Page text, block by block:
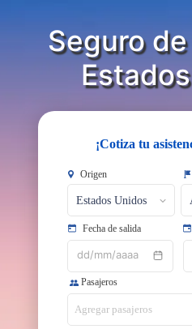
Seguro